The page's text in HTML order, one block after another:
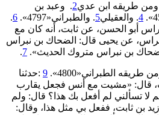
طريقه ابن عدي2. وعبد بن
4. والعقيلي5. والطبراني«4797». 6
.
أبو الحسن، عن ثابت، أنه كان مع
عن يحيى قال: الضحاك بن نبراس
بن نبراس متروك الحديث». 7
.
طريقه الطبراني«4800». 9 :حدثنا
قال: «مشيت مع أنس فجعل يقارب
لا تسألني لم أفعل بك هذا؟ قال: ولم
بن ثابت، ففعل بي مثل هذا، وقال: